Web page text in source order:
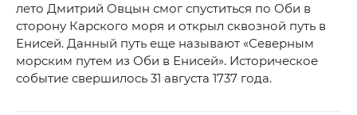
лето Дмитрий Овцын смог спуститься по Оби в
сторону Карского моря и открыл сквозной путь в
Енисей. Данный путь еще называют «Северным
морским путем из Оби в Енисей». Историческое
событие свершилось 31 августа 1737 года.